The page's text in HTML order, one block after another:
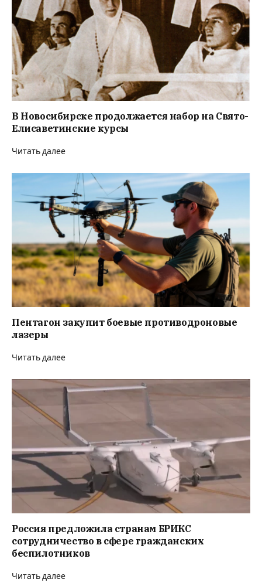
В Новосибирске продолжается набор на Свято-
Елисаветинские курсы
Читать далее
Пентагон закупит боевые противодроновые
лазеры
Читать далее
Россия предложила странам БРИКС
сотрудничество в сфере гражданских
беспилотников
Читать далее